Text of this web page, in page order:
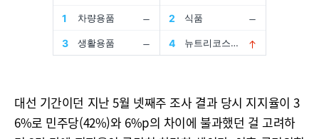
대선 기간이던 지난 5월 넷째주 조사 결과 당시 지지율이 3
6%로 민주당(42%)와 6%p의 차이에 불과했던 걸 고려하